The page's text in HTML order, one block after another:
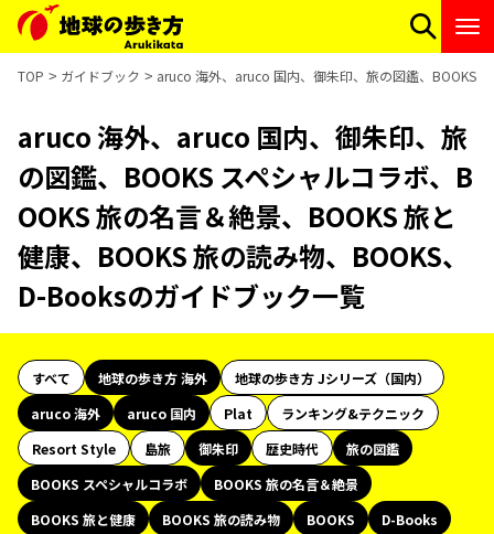
TOP ガイドブック aruco 海外、aruco 国内、御朱印、旅の図鑑、BOOKS
aruco 海外、aruco 国内、御朱印、旅
の図鑑、BOOKS スペシャルコラボ、B
OOKS 旅の名言＆絶景、BOOKS 旅と
健康、BOOKS 旅の読み物、BOOKS、
D-Booksのガイドブック一覧
すべて 地球の歩き方 海外
地球の歩き方 Jシリーズ（国内）
aruco 海外
aruco 国内 Plat
ランキング&テクニック
Resort Style
島旅 御朱印 歴史時代
旅の図鑑
BOOKS スペシャルコラボ
BOOKS 旅の名言＆絶景
BOOKS 旅と健康
BOOKS 旅の読み物 BOOKS
D-Books